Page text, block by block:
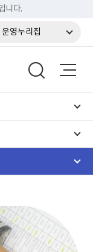
니다.
운영누리집